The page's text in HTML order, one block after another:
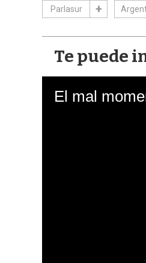
Parlasur
Te puede